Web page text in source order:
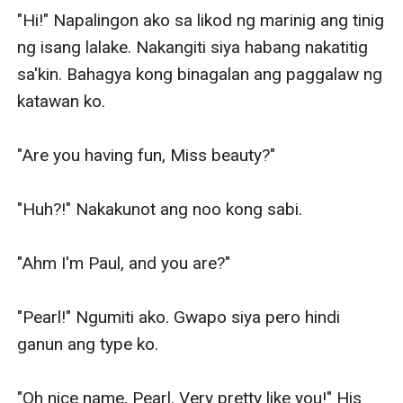
"Hi!" Napalingon ako sa likod ng marinig ang tinig
ng isang lalake. Nakangiti siya habang nakatitig
sa'kin. Bahagya kong binagalan ang paggalaw ng
katawan ko.
"Are you having fun, Miss beauty?"
"Huh?!" Nakakunot ang noo kong sabi.
"Ahm I'm Paul, and you are?"
"Pearl!" Ngumiti ako. Gwapo siya pero hindi
ganun ang type ko.
"Oh nice name, Pearl. Very pretty like you!" His